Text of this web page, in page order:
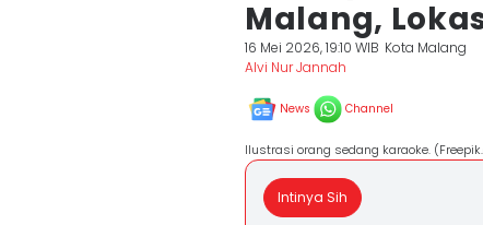
Malang,
16 Mei 2026, 19:10 WIB Kota Malang
Alvi Nur Jannah
News Channel
Ilustrasi orang sedang karaoke.
Intinya Sih